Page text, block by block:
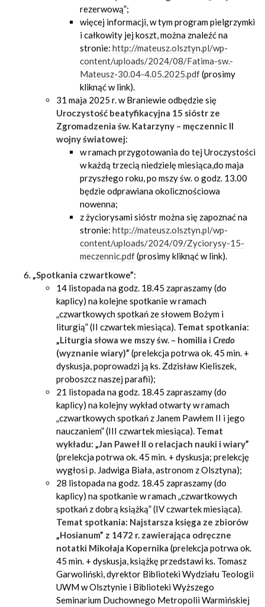
rezerwową”;
więcej informacji, w tym program pielgrzymki
i całkowity jej koszt, można znaleźć na
stronie: http://mateusz.olsztyn.pl/wp-
content/uploads/2024/08/Fatima-sw.-
Mateusz-30.04-4.05.2025.pdf(prosimy
kliknąć w link).
31 maja 2025 r. w Braniewie odbędzie się
Uroczystość beatyfikacyjna 15 sióstr ze
Zgromadzenia św. Katarzyny – męczennic II
wojny światowej:
w ramach przygotowania do tej Uroczystości
w każdą trzecią niedzielę miesiąca,do maja
przyszłego roku, po mszy św. o godz. 13.00
będzie odprawiana okolicznościowa
nowenna;
z życiorysami sióstr można się zapoznać na
stronie: http://mateusz.olsztyn.pl/wp-
content/uploads/2024/09/Zyciorysy-15-
meczennic.pdf(prosimy kliknąć w link).
„Spotkania czwartkowe”:
14 listopada na godz. 18.45 zapraszamy (do
kaplicy) na kolejne spotkanie w ramach
„czwartkowych spotkań ze słowem Bożym i
liturgią” (II czwartek miesiąca). Temat spotkania:
„Liturgia słowa we mszy św. – homilia i Credo
(wyznanie wiary)” (prelekcja potrwa ok. 45 min. +
dyskusja, poprowadzi ją ks. Zdzisław Kieliszek,
proboszcz naszej parafii);
21 listopada na godz. 18.45 zapraszamy (do
kaplicy) na kolejny wykład otwarty w ramach
„czwartkowych spotkań z Janem Pawłem II i jego
nauczaniem” (III czwartek miesiąca). Temat
wykładu: „Jan Paweł II o relacjach nauki i wiary”
(prelekcja potrwa ok. 45 min. + dyskusja; prelekcję
wygłosi p. Jadwiga Biała, astronom z Olsztyna);
28 listopada na godz. 18.45 zapraszamy (do
kaplicy) na spotkanie w ramach „czwartkowych
spotkań z dobrą książką” (IV czwartek miesiąca).
Temat spotkania: Najstarsza księga ze zbiorów
„Hosianum” z 1472 r. zawierająca odręczne
notatki Mikołaja Kopernika (prelekcja potrwa ok.
45 min. + dyskusja, książkę przedstawi ks. Tomasz
Garwoliński, dyrektor Biblioteki Wydziału Teologii
UWM w Olsztynie i Biblioteki Wyższego
Seminarium Duchownego Metropolii Warmińskiej